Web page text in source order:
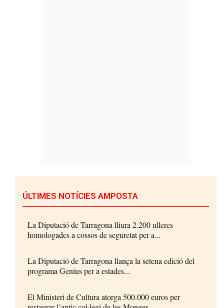
ÚLTIMES NOTÍCIES AMPOSTA
La Diputació de Tarragona lliura 2.200 ulleres
homologades a cossos de seguretat per a...
La Diputació de Tarragona llança la setena edició del
programa Genius per a estades...
El Ministeri de Cultura atorga 500.000 euros per